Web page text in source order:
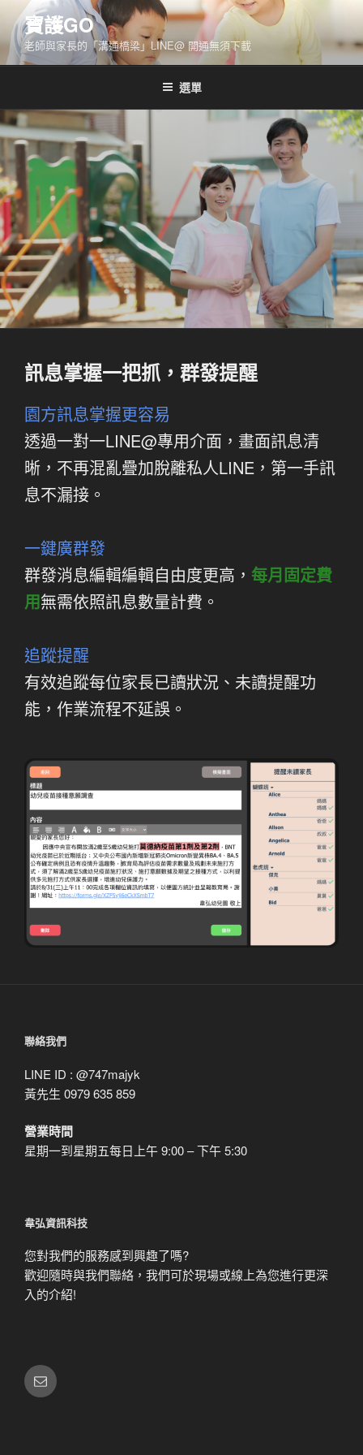
主
要
容
寶護GO
老師與家長的「溝通橋梁」LINE@ 開通無須下載
選單
訊息掌握一把抓，群發提醒
園方訊息掌握更容易
透過一對一LINE@專用介面，畫面訊息清
晰，不再混亂疊加脫離私人LINE，第一手訊
息不漏接。
一鍵廣群發
群發消息編輯編輯自由度更高， 每月固定費
用無需依照訊息數量計費。
追蹤提醒
有效追蹤每位家長已讀狀況、未讀提醒功
能，作業流程不延誤。
聯絡我們
LINE ID : @747majyk
黃先生 0979 635 859
營業時間
星期一到星期五每日上午 9:00 – 下午 5:30
韋弘資訊科技
您對我們的服務感到興趣了嗎?
歡迎隨時與我們聯絡，我們可於現場或線上為您進行更深
入的介紹!
電
子